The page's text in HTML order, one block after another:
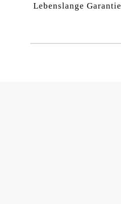
Lebenslange Garantie